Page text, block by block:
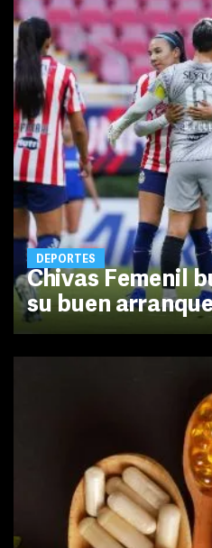
DEPORTES
Chivas Femenil
su buen